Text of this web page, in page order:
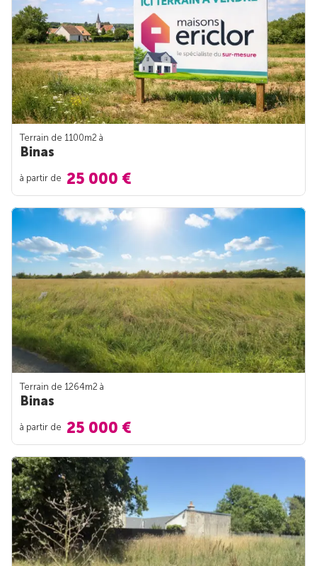
Terrain de 1100m2 à
Binas
à partir de 25 000 €
Terrain de 1264m2 à
Binas
à partir de 25 000 €